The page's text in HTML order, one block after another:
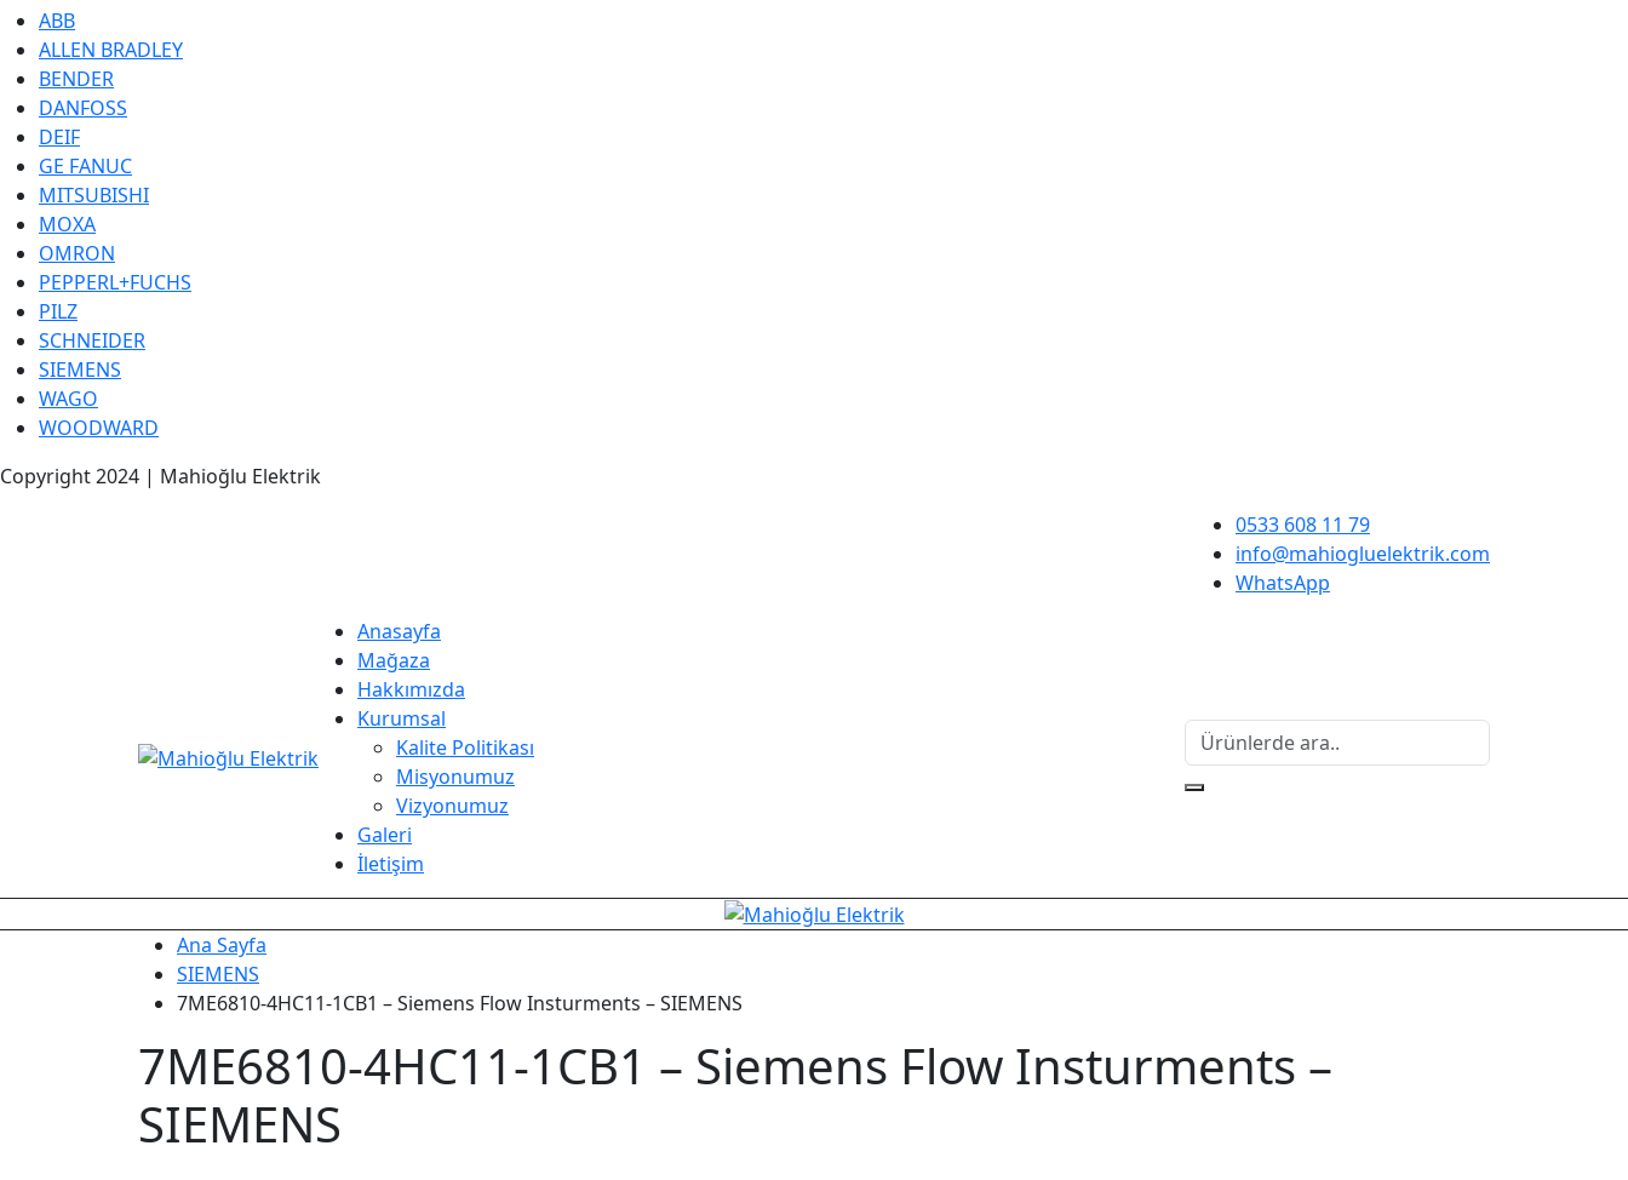
ABB
ALLEN BRADLEY
BENDER
DANFOSS
DEIF
GE FANUC
MITSUBISHI
MOXA
OMRON
PEPPERL+FUCHS
PILZ
SCHNEIDER
SIEMENS
WAGO
WOODWARD
Copyright 2024 | Mahioğlu Elektrik
0533 608 11 79
info@mahiogluelektrik.com
WhatsApp
Anasayfa
Mağaza
Hakkımızda
Kurumsal
Kalite Politikası
Misyonumuz
Vizyonumuz
Galeri
İletişim
Ana Sayfa
SIEMENS
7ME6810-4HC11-1CB1 – Siemens Flow Insturments – SIEMENS
7ME6810-4HC11-1CB1 – Siemens Flow Insturments –
SIEMENS